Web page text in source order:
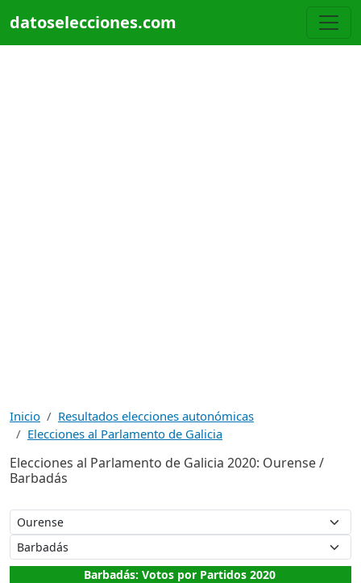
datoselecciones.com
Inicio
Resultados elecciones autonómicas
Elecciones al Parlamento de Galicia
Elecciones al Parlamento de Galicia 2020: Ourense /
Barbadás
Barbadás: Votos por Partidos 2020